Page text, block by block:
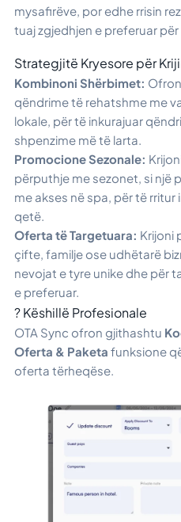
mysafirëve, por edhe rrisin
tuaj zgjedhjen e preferuar
Strategjitë Kryesore për
Kombinoni Shërbimet:
qëndrime të rehatshme me
lokale, për të inkurajuar
shpenzime më të larta.
Promocione Sezonale:
përputhje me sezonet, si një
me akses në spa, për të
qetë.
Oferta të Targetuara: Krijoni
çifte, familje ose udhëtarë
nevojat e tyre unike dhe për
e preferuar.
? Këshillë Profesionale
OTA Sync ofron gjithashtu
Oferta & Paketa funksione
oferta tërheqëse.